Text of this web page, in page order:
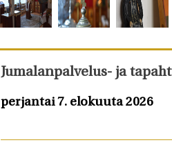
Jumalanpalvelus- ja
perjantai 7. elokuuta 2026